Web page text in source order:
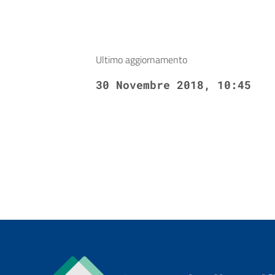
Ultimo aggiornamento
30 Novembre 2018, 10:45